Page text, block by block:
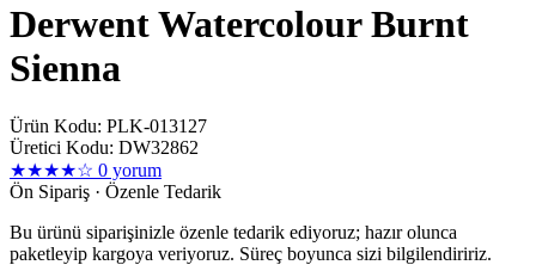
Derwent Watercolour Burnt
Sienna
Ürün Kodu: PLK-013127
Üretici Kodu: DW32862
★★★★☆ 0 yorum
Ön Sipariş · Özenle Tedarik
Bu ürünü siparişinizle özenle tedarik ediyoruz; hazır olunca
paketleyip kargoya veriyoruz. Süreç boyunca sizi bilgilendiririz.